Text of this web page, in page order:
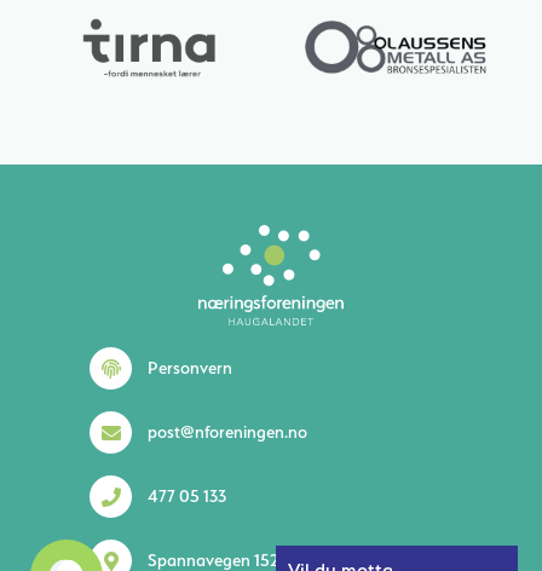
Personvern
post@nforeningen.no
477 05 133
Spannavegen 152 5535 Haugesund
1